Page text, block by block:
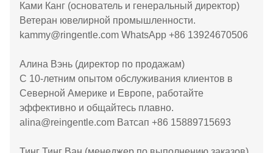
Ками Канг (основатель и генеральный директор)
Ветеран ювелирной промышленности.
kammy@ringentle.com WhatsApp +86 13924670506
Алина Вэнь (директор по продажам)
С 10-летним опытом обслуживания клиентов в
Северной Америке и Европе, работайте
эффективно и общайтесь плавно.
alina@reingentle.com Ватсап +86 15889715693